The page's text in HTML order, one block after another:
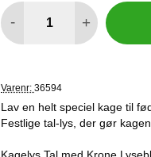
- +
Varenr: 36594
Lav en helt speciel kage til
Festlige tal-lys, der gør
Kagelys Tal med Krone